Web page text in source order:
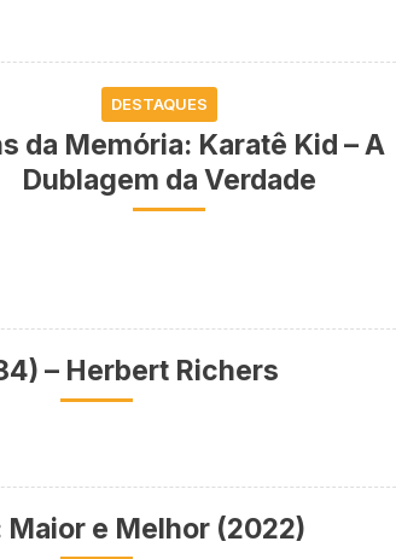
DESTAQUES
da Memória: Karatê Kid – A
Dublagem da Verdade
– Herbert Richers
Maior e Melhor (2022)